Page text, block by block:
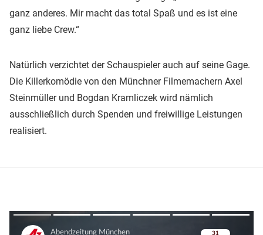
ganz anderes. Mir macht das total Spaß und es ist eine
ganz liebe Crew.“
Natürlich verzichtet der Schauspieler auch auf seine Gage.
Die Killerkomödie von den Münchner Filmemachern Axel
Steinmüller und Bogdan Kramliczek wird nämlich
ausschließlich durch Spenden und freiwillige Leistungen
realisiert.